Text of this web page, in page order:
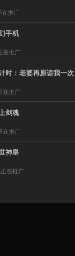
在推广
手机
在推广
时：老婆再原谅我一次
在推广
剑魂
在推广
神皇
在推广